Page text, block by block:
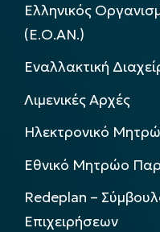
Ελληνικός
(Ε.Ο.ΑΝ.)
Εναλλακτική
Λιμενικές Αρχές
Ηλεκτρονικό
Εθνικό Μητρώο
Redeplan –
Επιχειρήσεων